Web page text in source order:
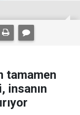
tamamen
insanın